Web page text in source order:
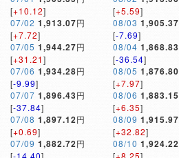
[+10.12]
07/02 1,913.07円
[+7.72]
07/05 1,944.27円
[+31.21]
07/06 1,934.28円
[-9.99]
07/07 1,896.43円
[-37.84]
07/08 1,897.12円
[+0.69]
07/09 1,882.72円
[-14.40]
[+5.59]
08/03 1,905.37
[-7.69]
08/04 1,868.83
[-36.54]
08/05 1,876.80
[+7.97]
08/06 1,883.15
[+6.35]
08/09 1,915.97
[+32.82]
08/10 1,924.22
[+8.25]